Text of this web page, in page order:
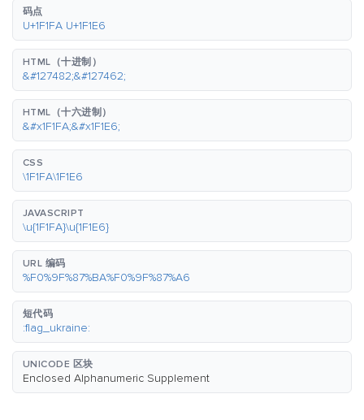
码点
U+1F1FA U+1F1E6
HTML（十进制）
&#127482;&#127462;
HTML（十六进制）
&#x1F1FA;&#x1F1E6;
CSS
\1F1FA\1F1E6
JAVASCRIPT
\u{1F1FA}\u{1F1E6}
URL 编码
%F0%9F%87%BA%F0%9F%87%A6
短代码
:flag_ukraine:
UNICODE 区块
Enclosed Alphanumeric Supplement